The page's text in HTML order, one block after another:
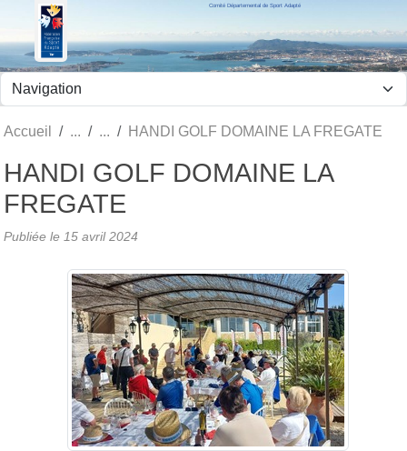
Comité Départemental de Sport Adapté
Accueil HANDI GOLF DOMAINE LA FREGATE
HANDI GOLF DOMAINE LA
FREGATE
Publiée le 15 avril 2024
Panneau de gestion des cookies